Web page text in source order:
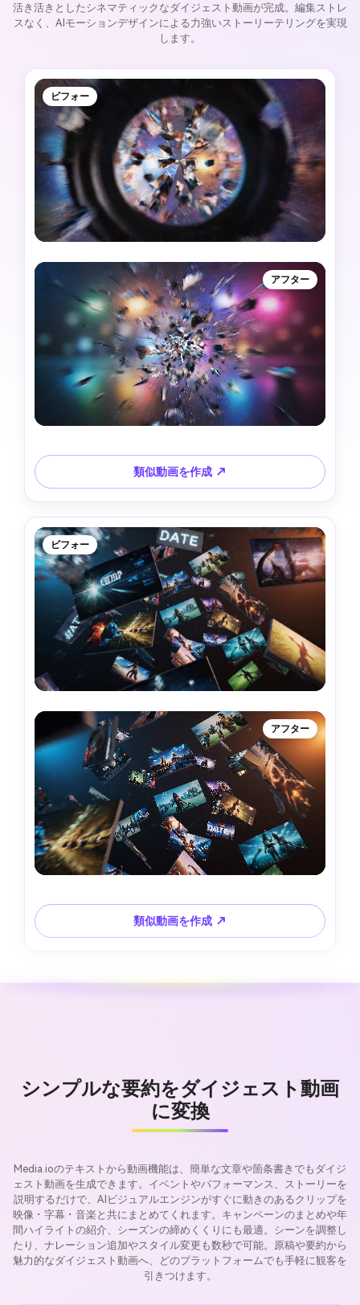
活き活きとしたシネマティックなダイジェスト動画が完成。編集ストレ
スなく、AIモーションデザインによる力強いストーリーテリングを実現
します。
ビフォー
アフター
類似動画を作成 ↗
ビフォー
アフター
類似動画を作成 ↗
シンプルな要約をダイジェスト動画
に変換
Media.ioのテキストから動画機能は、簡単な文章や箇条書きでもダイジ
ェスト動画を生成できます。イベントやパフォーマンス、ストーリーを
説明するだけで、AIビジュアルエンジンがすぐに動きのあるクリップを
映像・字幕・音楽と共にまとめてくれます。キャンペーンのまとめや年
間ハイライトの紹介、シーズンの締めくくりにも最適。シーンを調整し
たり、ナレーション追加やスタイル変更も数秒で可能。原稿や要約から
魅力的なダイジェスト動画へ、どのプラットフォームでも手軽に観客を
引きつけます。